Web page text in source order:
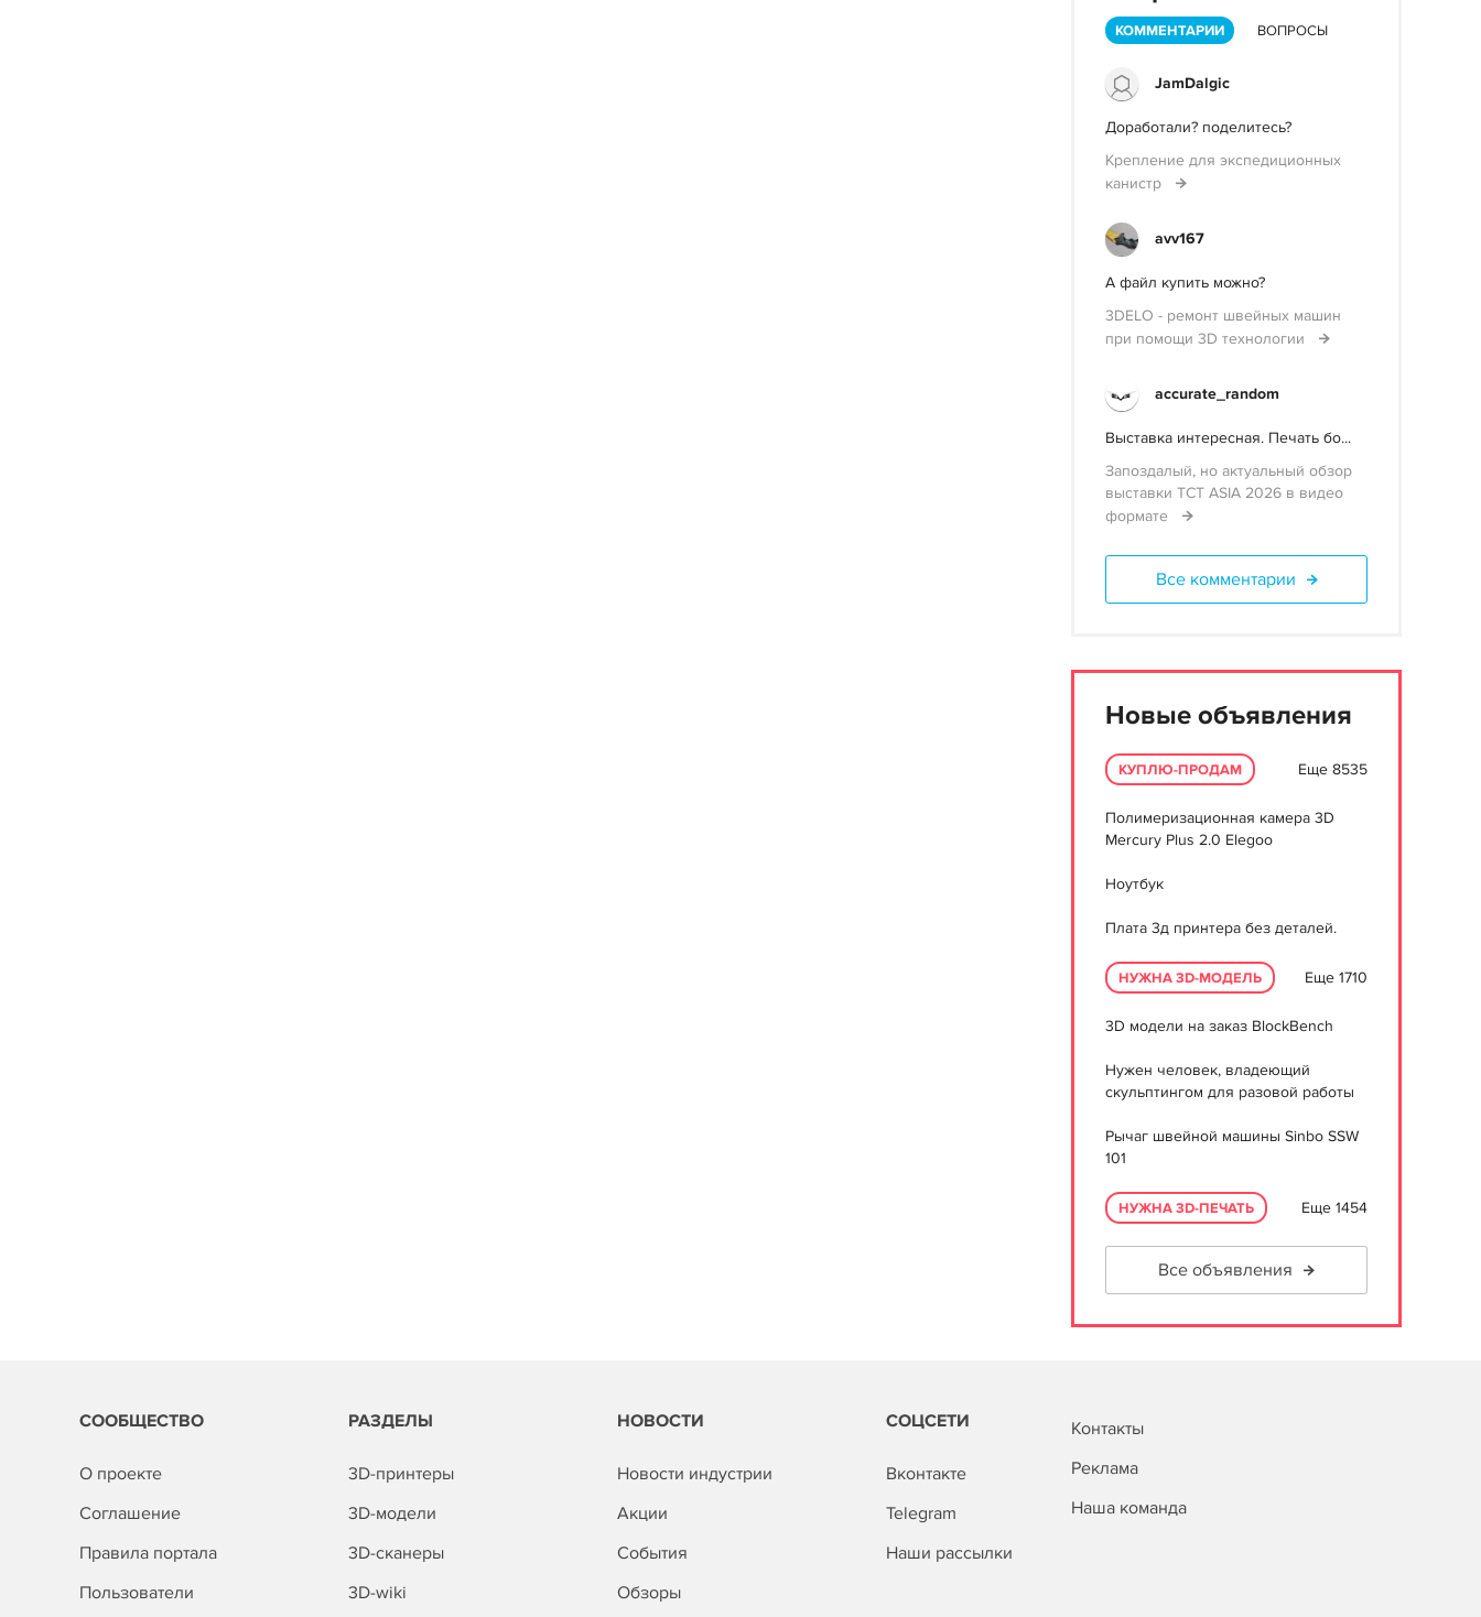
КОММЕНТАРИИ ВОПРОСЫ
JamDalgic
Доработали? поделитесь?
Крепление для экспедиционных
канистр
avv167
А файл купить можно?
3DELO - ремонт швейных машин
при помощи 3D технологии
accurate_random
Выставка интересная. Печать бо...
Запоздалый, но актуальный обзор
выставки TCT ASIA 2026 в видео
формате
Все комментарии
Новые объявления
КУПЛЮ-ПРОДАМ Еще 8535
Полимеризационная камера 3D
Mercury Plus 2.0 Elegoo
Ноутбук
Плата 3д принтера без деталей.
НУЖНА 3D-МОДЕЛЬ Еще 1710
3D модели на заказ BlockBench
Нужен человек, владеющий
скульптингом для разовой работы
Рычаг швейной машины Sinbo SSW
101
НУЖНА 3D-ПЕЧАТЬ Еще 1454
Все объявления
СООБЩЕСТВО
О проекте
Соглашение
Правила портала
Пользователи
РАЗДЕЛЫ
3D-принтеры
3D-модели
3D-сканеры
3D-wiki
НОВОСТИ
Новости индустрии
Акции
События
Обзоры
СОЦСЕТИ
Вконтакте
Telegram
Наши рассылки
Контакты
Реклама
Наша команда